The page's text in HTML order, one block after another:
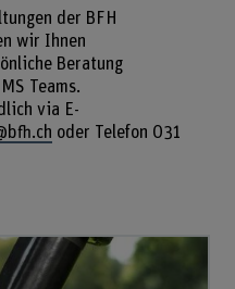
der BFH
wir Ihnen
Beratung
Teams.
via E-
oder Telefon 031